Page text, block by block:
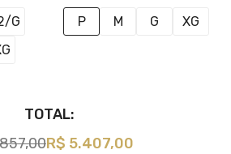
G
P M G XG
TOTAL:
R$ 5.407,00